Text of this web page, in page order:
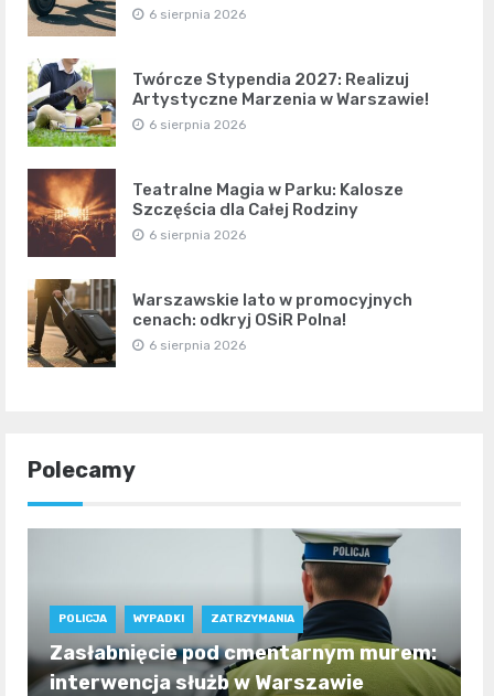
6 sierpnia 2026
Twórcze Stypendia 2027: Realizuj
Artystyczne Marzenia w Warszawie!
6 sierpnia 2026
Teatralne Magia w Parku: Kalosze
Szczęścia dla Całej Rodziny
6 sierpnia 2026
Warszawskie lato w promocyjnych
cenach: odkryj OSiR Polna!
6 sierpnia 2026
Polecamy
POLICJA WYPADKI ZATRZYMANIA
Zasłabnięcie pod cmentarnym murem:
interwencja służb w Warszawie